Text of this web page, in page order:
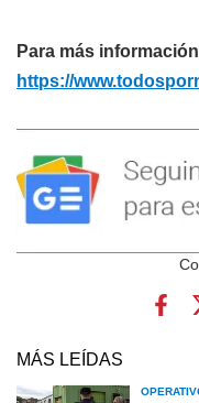
Para más
https://
MÁS LEÍDAS